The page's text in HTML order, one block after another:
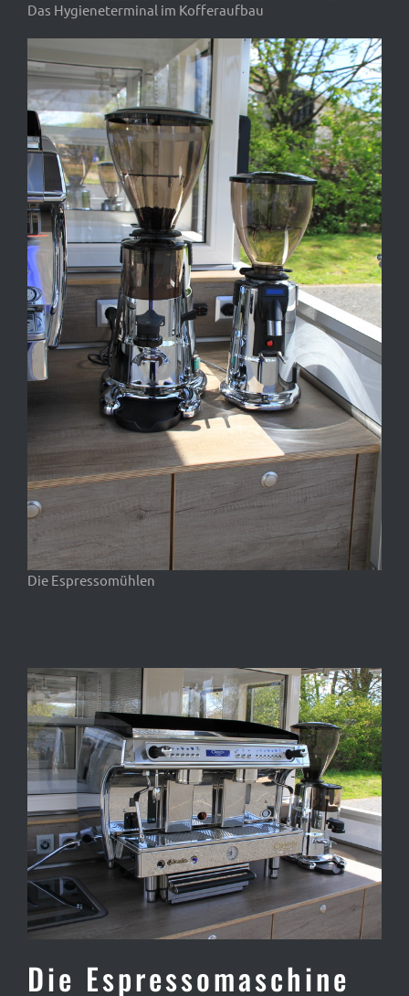
Das Hygieneterminal im Kofferaufbau
Die Espressomühlen
Die Espressomaschine